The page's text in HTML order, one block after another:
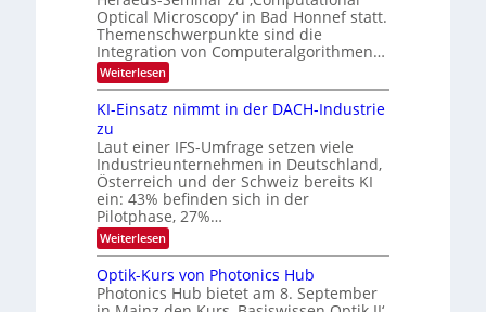
B
i
l
d
v
r
a
r
b
e
i
t
u
n
k
t
n
s
m
e
l
d
e
t
a
r
k
e
s
W
a
c
h
s
Optical Microscopy‘ in Bad Honnef statt.
Themenschwerpunkte sind die
Integration von Computeralgorithmen…
Weiterlesen:
8
9
W
E
-
H
e
r
a
e
u
s
-
KI-Einsatz nimmt in der DACH-Industrie
zu
Laut einer IFS-Umfrage setzen viele
Industrieunternehmen in Deutschland,
Österreich und der Schweiz bereits KI
ein: 43% befinden sich in der
Pilotphase, 27%…
Weiterlesen:
K
-
E
Optik-Kurs von Photonics Hub
Photonics Hub bietet am 8. September